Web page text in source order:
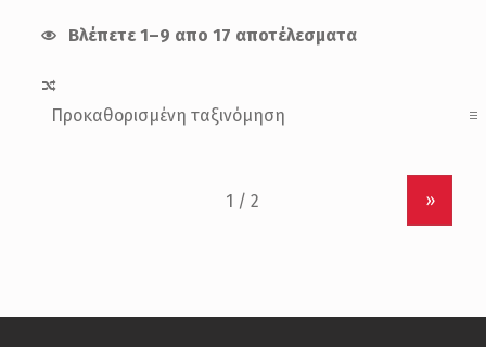
Βλέπετε 1–9 απο 17 αποτέλεσματα
»